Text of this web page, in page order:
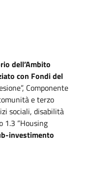
dell’Ambito
con Fondi del
Componente
e terzo
sociali, disabilità
1.3 “Housing
investimento